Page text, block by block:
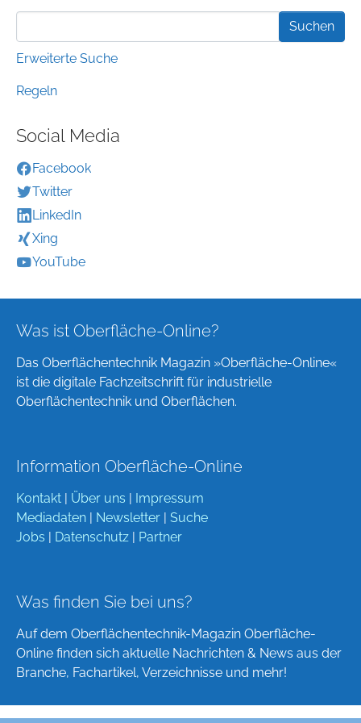
Erweiterte Suche
Regeln
Social Media
Facebook
Twitter
LinkedIn
Xing
YouTube
Was ist Oberfläche-Online?
Das Oberflächentechnik Magazin »Oberfläche-Online«
ist die digitale Fachzeitschrift für industrielle
Oberflächentechnik und Oberflächen.
Information Oberfläche-Online
Kontakt | Über uns | Impressum
Mediadaten | Newsletter | Suche
Jobs | Datenschutz | Partner
Was finden Sie bei uns?
Auf dem Oberflächentechnik-Magazin Oberfläche-
Online finden sich aktuelle Nachrichten & News aus der
Branche, Fachartikel, Verzeichnisse und mehr!